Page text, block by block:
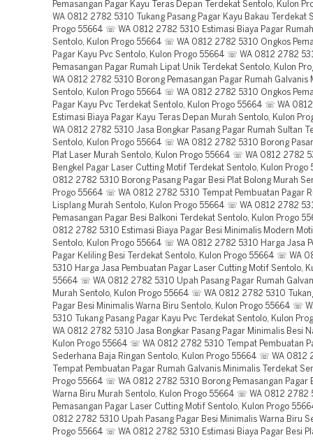
Pemasangan Pagar Kayu Teras Depan Terdekat Sentolo, Kulon
WA 0812 2782 5310 Tukang Pasang Pagar Kayu Bakau Terdekat
Progo 55664 ☏ WA 0812 2782 5310 Estimasi Biaya Pagar
Sentolo, Kulon Progo 55664 ☏ WA 0812 2782 5310 Ongkos
Pagar Kayu Pvc Sentolo, Kulon Progo 55664 ☏ WA 0812 2782
Pemasangan Pagar Rumah Lipat Unik Terdekat Sentolo, Kulon
WA 0812 2782 5310 Borong Pemasangan Pagar Rumah Galvanis
Sentolo, Kulon Progo 55664 ☏ WA 0812 2782 5310 Ongkos
Pagar Kayu Pvc Terdekat Sentolo, Kulon Progo 55664 ☏ WA
Estimasi Biaya Pagar Kayu Teras Depan Murah Sentolo, Kulon
WA 0812 2782 5310 Jasa Bongkar Pasang Pagar Rumah Sultan
Sentolo, Kulon Progo 55664 ☏ WA 0812 2782 5310 Borong
Plat Laser Murah Sentolo, Kulon Progo 55664 ☏ WA 0812 2782
Bengkel Pagar Laser Cutting Motif Terdekat Sentolo, Kulon
0812 2782 5310 Borong Pasang Pagar Besi Plat Bolong Murah
Progo 55664 ☏ WA 0812 2782 5310 Tempat Pembuatan Pagar
Lisplang Murah Sentolo, Kulon Progo 55664 ☏ WA 0812 2782
Pemasangan Pagar Besi Balkoni Terdekat Sentolo, Kulon Progo
0812 2782 5310 Estimasi Biaya Pagar Besi Minimalis Modern
Sentolo, Kulon Progo 55664 ☏ WA 0812 2782 5310 Harga Jasa
Pagar Keliling Besi Terdekat Sentolo, Kulon Progo 55664 ☏ WA
5310 Harga Jasa Pembuatan Pagar Laser Cutting Motif Sentolo,
55664 ☏ WA 0812 2782 5310 Upah Pasang Pagar Rumah
Murah Sentolo, Kulon Progo 55664 ☏ WA 0812 2782 5310
Pagar Besi Minimalis Warna Biru Sentolo, Kulon Progo 55664 ☏
5310 Tukang Pasang Pagar Kayu Pvc Terdekat Sentolo, Kulon
WA 0812 2782 5310 Jasa Bongkar Pasang Pagar Minimalis Besi
Kulon Progo 55664 ☏ WA 0812 2782 5310 Tempat Pembuatan
Sederhana Baja Ringan Sentolo, Kulon Progo 55664 ☏ WA 0812
Tempat Pembuatan Pagar Rumah Galvanis Minimalis Terdekat
Progo 55664 ☏ WA 0812 2782 5310 Borong Pemasangan Pagar
Warna Biru Murah Sentolo, Kulon Progo 55664 ☏ WA 0812 2782
Pemasangan Pagar Laser Cutting Motif Sentolo, Kulon Progo
0812 2782 5310 Upah Pasang Pagar Besi Minimalis Warna Biru
Progo 55664 ☏ WA 0812 2782 5310 Estimasi Biaya Pagar Besi